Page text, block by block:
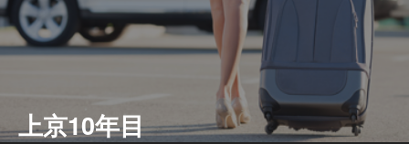
上京10年目